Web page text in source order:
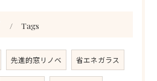
Tags
先進的窓リノベ 省エネガラス